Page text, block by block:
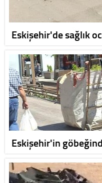
Eskişehir'de sağlık
Eskişehir'in